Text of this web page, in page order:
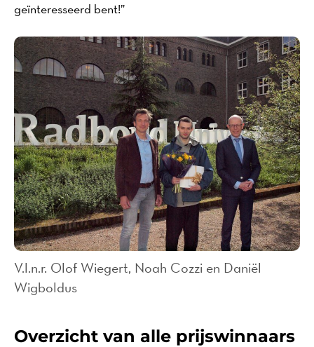
geïnteresseerd bent!”
V.l.n.r. Olof Wiegert, Noah Cozzi en Daniël
Wigboldus
Overzicht van alle prijswinnaars